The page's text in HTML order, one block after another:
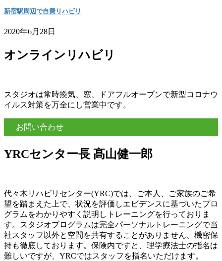
新宿駅周辺で自費リハビリ
2020年6月28日
オンラインリハビリ
スタジオは常時換気、窓、ドアフルオープンで新型コロナウ
イルス対策を万全にし営業中です。
お問い合わせ
YRCセンター長 髙山健一郎
代々木リハビリセンター(YRC)では、ご本人、ご家族のご希
望を踏まえた上で、状況を評価しエビデンスに基づいたプロ
グラムをわかりやすく説明しトレーニングを行っておりま
す。スタジオプログラムは完全パーソナルトレーニングで当
社スタッフ以外と空間を共有することがありません、機密保
持も徹底しております。保険内ですと、理学療法士の指名は
難しいですが、YRCではスタッフを指名いただけます。